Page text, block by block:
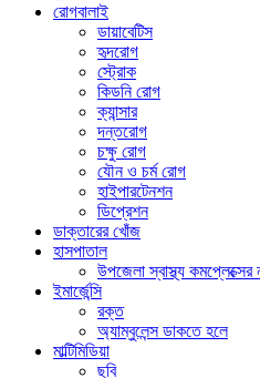
রোগবালাই
ডায়াবেটিস
হৃদরোগ
স্ট্রোক
কিডনি রোগ
ক্যান্সার
দন্তরোগ
চক্ষু রোগ
যৌন ও চর্ম রোগ
হাইপারটেনশন
ডিপ্রেশন
ডাক্তারের খোঁজ
হাসপাতাল
উপজেলা স্বাস্থ্য কমপ্লেক্সের
ইমার্জেন্সি
রক্ত
অ্যাম্বুলেন্স ডাকতে হলে
মাল্টিমিডিয়া
ছবি